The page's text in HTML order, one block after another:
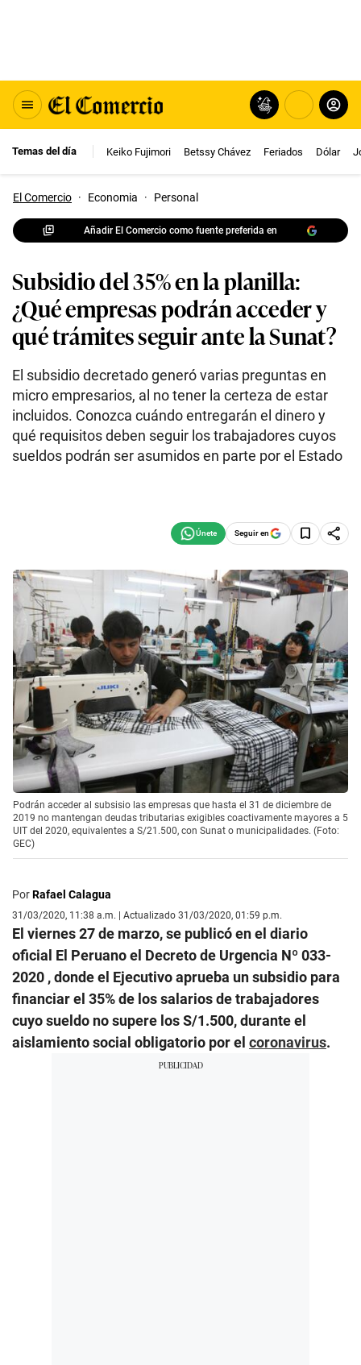
Temas del día Keiko Fujimori Betssy Chávez Feriados Dólar
El Comercio · Economia · Personal
Añadir El Comercio como fuente preferida en
Subsidio del 35% en la planilla:
¿Qué empresas podrán acceder y
qué trámites seguir ante la Sunat?
El subsidio decretado generó varias preguntas en
micro empresarios, al no tener la certeza de estar
incluidos. Conozca cuándo entregarán el dinero y
qué requisitos deben seguir los trabajadores cuyos
sueldos podrán ser asumidos en parte por el Estado
Seguir en
Podrán acceder al subsisio las empresas que hasta el 31 de diciembre de
2019 no mantengan deudas tributarias exigibles coactivamente mayores a 5
UIT del 2020, equivalentes a S/21.500, con Sunat o municipalidades. (Foto:
GEC)
PorRafael Calagua
31/03/2020, 11:38 a.m. | Actualizado 31/03/2020, 01:59 p.m.
El viernes 27 de marzo, se publicó en el diario
oficial El Peruano el Decreto de Urgencia Nº 033-
2020 , donde el Ejecutivo aprueba un subsidio para
financiar el 35% de los salarios de trabajadores
cuyo sueldo no supere los S/1.500, durante el
aislamiento social obligatorio por el coronavirus.